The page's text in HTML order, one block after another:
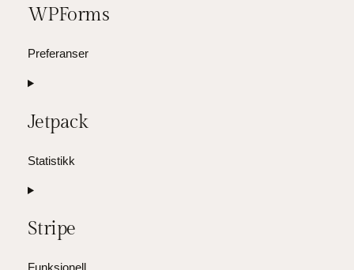
service
recaptcha
WPForms
Preferanser
Consent
service
wpforms
Jetpack
Statistikk
Consent
service
jetpack
Stripe